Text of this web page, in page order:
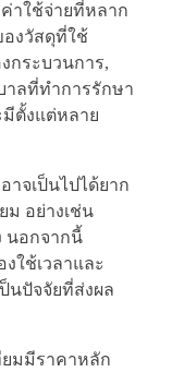
าใช้จ่ายที่หลาก
งวัสดุที่ใช้
กระบวนการ,
าลที่ทำการรักษา
ตั้งแต่หลาย
จเป็นไปได้ยาก
ม อย่างเช่น
นอกจากนี้
ใช้เวลาและ
นปัจจัยที่ส่งผล
มมีราคาหลัก